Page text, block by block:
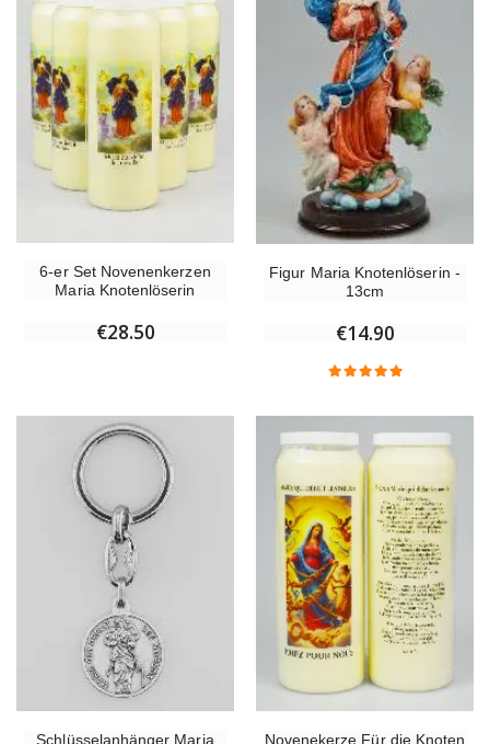
6-er Set Novenenkerzen
Maria Knotenlöserin
€28.50
Figur Maria Knotenlöserin -
13cm
€14.90
Schlüsselanhänger Maria
Novenekerze Für die Knoten